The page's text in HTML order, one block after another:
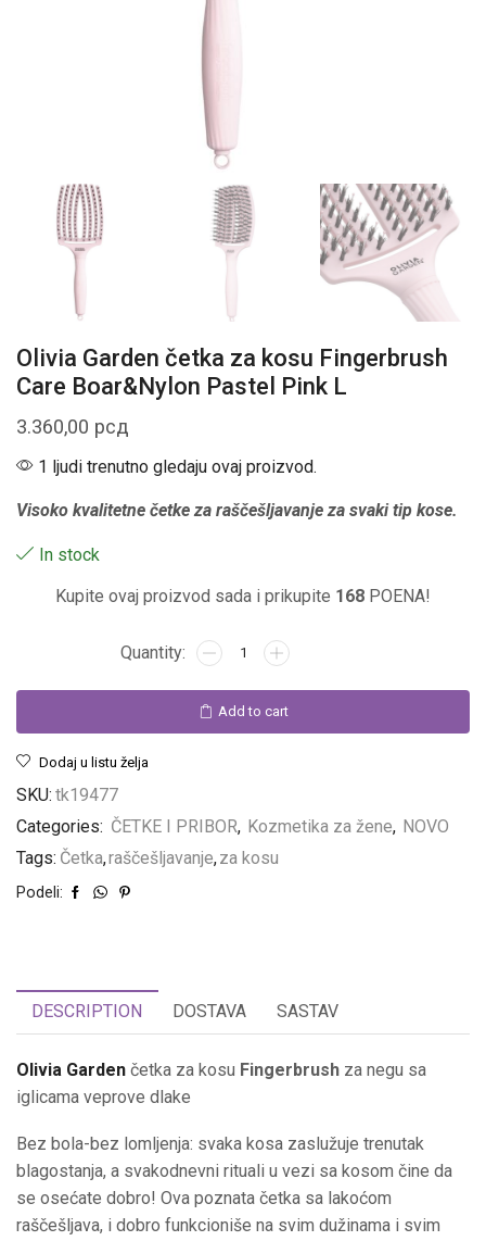
Olivia Garden četka za kosu Fingerbrush
Care Boar&Nylon Pastel Pink L
3.360,00 рсд
1 ljudi trenutno gledaju ovaj proizvod.
Visoko kvalitetne četke za raščešljavanje za svaki tip kose.
In stock
Kupite ovaj proizvod sada i prikupite 168 POENA!
Add to cart
Dodaj u listu želja
SKU: tk19477
Categories: ČETKE I PRIBOR, Kozmetika za žene, NOVO
Tags: Četka,raščešljavanje,za kosu
Podeli:
Linija za muškarce
Linija za jači pol. Oseti snagu preparata!
POGLEDAJ
DESCRIPTION DOSTAVA SASTAV
Olivia Garden četka za kosu Fingerbrush za negu sa
iglicama veprove dlake
Bez bola-bez lomljenja: svaka kosa zaslužuje trenutak
blagostanja, a svakodnevni rituali u vezi sa kosom čine da
se osećate dobro! Ova poznata četka sa lakoćom
raščešljava, i dobro funkcioniše na svim dužinama i svim